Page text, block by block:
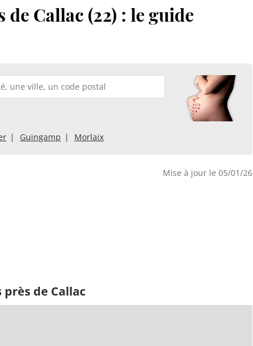
Callac (22) : le guide
Guingamp Morlaix
Mise à jour le 05/01/26
de Callac